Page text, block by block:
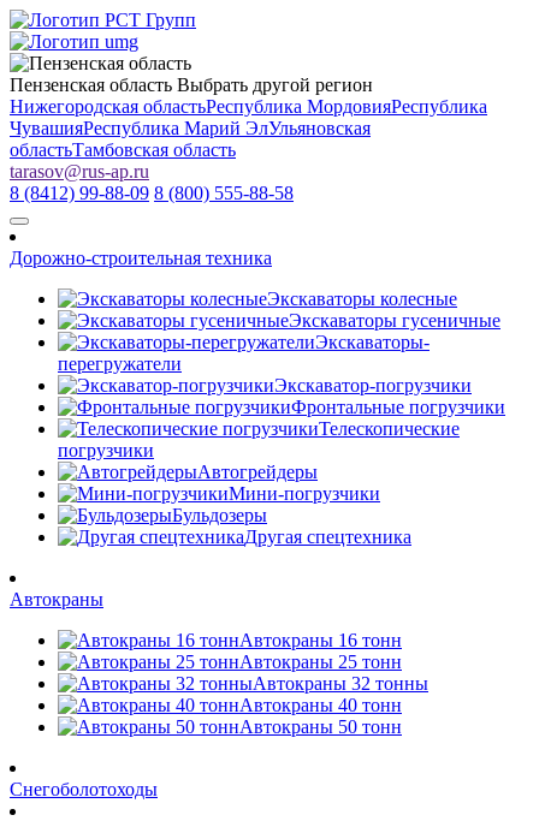
Пензенская область Выбрать другой регион
Нижегородская областьРеспублика МордовияРеспублика
ЧувашияРеспублика Марий ЭлУльяновская
областьТамбовская область
tarasov@rus-ap.ru
8 (8412) 99-88-09 8 (800) 555-88-58
Дорожно-строительная техника
Экскаваторы колесные
Экскаваторы гусеничные
Экскаваторы-
перегружатели
Экскаватор-погрузчики
Фронтальные погрузчики
Телескопические
погрузчики
Автогрейдеры
Мини-погрузчики
Бульдозеры
Другая спецтехника
Автокраны
Автокраны 16 тонн
Автокраны 25 тонн
Автокраны 32 тонны
Автокраны 40 тонн
Автокраны 50 тонн
Снегоболотоходы